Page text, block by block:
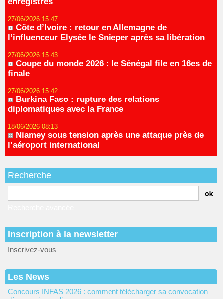
27/06/2026 15:47
Côte d’Ivoire : retour en Allemagne de
l’influenceur Elysée le Snieper après sa libération
27/06/2026 15:43
Coupe du monde 2026 : le Sénégal file en 16es de
finale
27/06/2026 15:42
Burkina Faso : rupture des relations
diplomatiques avec la France
18/06/2026 08:13
Niamey sous tension après une attaque près de
l’aéroport international
Recherche
Inscription à la newsletter
Inscrivez-vous
Les News
Concours INFAS 2026 : comment télécharger sa convocation